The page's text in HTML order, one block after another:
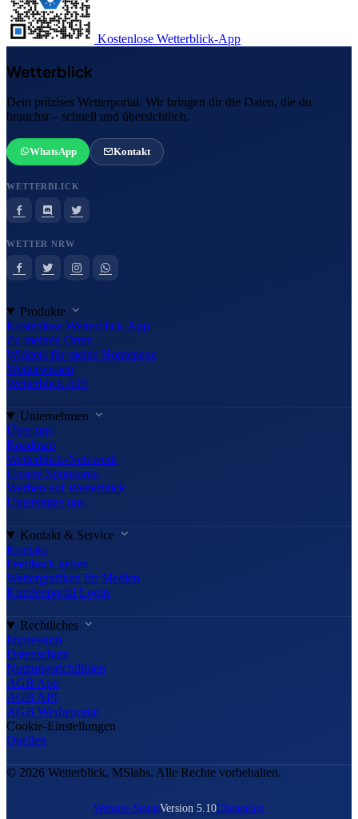
Kostenlose Wetterblick-App
Wetterblick
Dein präzises Wetterportal. Wir bringen dir die Daten, die du
brauchst – schnell und übersichtlich.
WhatsApp Kontakt
WETTERBLICK
WETTER NRW
Produkte
Kostenlose Wetterblick-App
Zu meinen Orten
Widgets für meine Homepage
Wetterwissen
Wetterblick API
Unternehmen
Über uns
Roadmap
Wetterblick-Netzwerk
Unsere Sponsoren
Werben auf Wetterblick
Unterstütze uns
Kontakt & Service
Kontakt
Feedback geben
Wettergrafiken für Medien
Kundenportal Login
Rechtliches
Impressum
Datenschutz
Nutzungsrichtlinien
AGB App
AGB API
AGB Werbeportal
Cookie-Einstellungen
Quellen
© 2026 Wetterblick, MSlabs. Alle Rechte vorbehalten.
Website-StatusVersion 5.10Changelog